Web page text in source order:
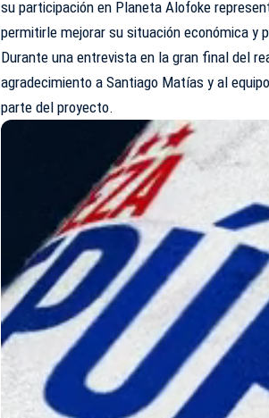
su participación en Planeta Alofoke
permitirle mejorar su situación económica y
Durante una entrevista en la gran final del
agradecimiento a Santiago Matías y al
parte del proyecto.